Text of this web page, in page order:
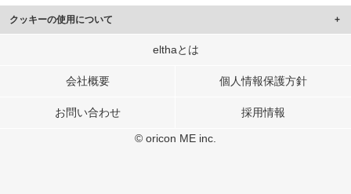
クッキーの使用について
このサイトでは Cookie を使用して、ユーザーに合わせたコンテンツや広告の
行っています。
メディアや広告配信、データ解析の各パートナーに提供しています。
elthaとは
会社概要 個人情報保護方針
お問い合わせ 採用情報
© oricon ME inc.